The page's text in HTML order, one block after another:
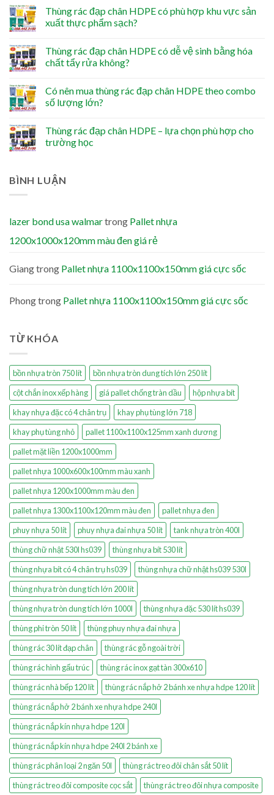
Thùng rác đạp chân HDPE có phù hợp khu vực sản
xuất thực phẩm sạch?
Thùng rác đạp chân HDPE có dễ vệ sinh bằng hóa
chất tẩy rửa không?
Có nên mua thùng rác đạp chân HDPE theo combo
số lượng lớn?
Thùng rác đạp chân HDPE – lựa chọn phù hợp cho
trường học
BÌNH LUẬN
lazer bond usa walmartrong Pallet nhựa
1200x1000x120mm màu đen giá rẻ
Giangtrong Pallet nhựa 1100x1100x150mm giá cực sốc
Phongtrong Pallet nhựa 1100x1100x150mm giá cực sốc
TỪ KHÓA
bồn nhựa tròn 750 lít
bồn nhựa tròn dung tích lớn 250 lít
cột chắn inox xếp hàng
giá pallet chống tràn dầu
hộp nhựa bít
khay nhựa đặc có 4 chân trụ
khay phụ tùng lớn 718
khay phụ tùng nhỏ
pallet 1100x1100x125mm xanh dương
pallet mặt liền 1200x1000mm
pallet nhựa 1000x600x100mm màu xanh
pallet nhựa 1200x1000mm màu đen
pallet nhựa 1300x1100x120mm màu đen
pallet nhựa đen
phuy nhựa 50 lít
phuy nhựa đai nhựa 50 lít
tank nhựa tròn 400l
thùng chữ nhật 530l hs039
thùng nhựa bít 530 lít
thùng nhựa bít có 4 chân trụ hs039
thùng nhựa chữ nhật hs039 530l
thùng nhựa tròn dung tích lớn 200 lít
thùng nhựa tròn dung tích lớn 1000l
thùng nhựa đặc 530 lít hs039
thùng phi tròn 50 lít
thùng phuy nhựa đai nhựa
thùng rác 30 lít đạp chân
thùng rác gỗ ngoài trời
thùng rác hình gấu trúc
thùng rác inox gạt tàn 300x610
thùng rác nhà bếp 120 lít
thùng rác nắp hở 2 bánh xe nhựa hdpe 120 lít
thùng rác nắp hở 2 bánh xe nhựa hdpe 240l
thùng rác nắp kín nhựa hdpe 120l
thùng rác nắp kín nhựa hdpe 240l 2 bánh xe
thùng rác phân loại 2 ngăn 50l
thùng rác treo đôi chân sắt 50 lít
thùng rác treo đôi composite cọc sắt
thùng rác treo đôi nhựa composite